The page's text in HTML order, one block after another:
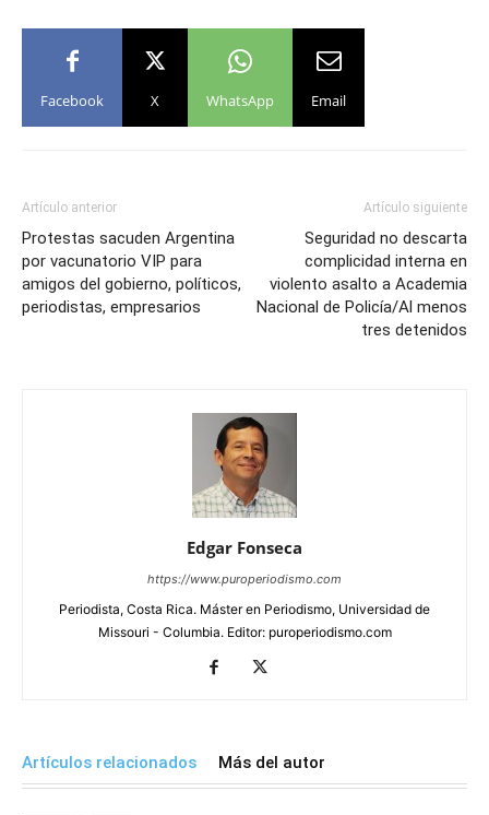
Facebook X WhatsApp Email
Artículo anterior
Protestas sacuden Argentina
por vacunatorio VIP para
amigos del gobierno, políticos,
periodistas, empresarios
Artículo siguiente
Seguridad no descarta
complicidad interna en
violento asalto a Academia
Nacional de Policía/Al menos
tres detenidos
Edgar Fonseca
https://www.puroperiodismo.com
Periodista, Costa Rica. Máster en Periodismo, Universidad de
Missouri - Columbia. Editor: puroperiodismo.com
Artículos relacionados Más del autor